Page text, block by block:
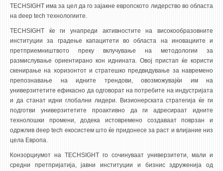
АНКЕТИ И САМОЕВАЛУАЦИИ
ТЕЛЕФОНСКИ ИМЕНИК
ALUMNI MFS
ИЗВЕСТУВАЊА
НАСТАВЕН КАДАР
РЕДОВНИ ПРОФ.
ВОНРЕДНИ ПРОФ.
АСИСТЕНТИ
TECHSIGHT има за цел да го зајакне европското лидерство во областа
на deep tech технологиите.
TECHSIGHT ќе ги унапреди активностите на високообразовните
институции за градење капацитети во областа на иновациите и
претприемништвото преку вклучување на методологии за
размислување ориентирано кон иднината. Овој пристап ќе користи
скенирање на хоризонтот и стратешко предвидување за навремено
препознавање на идните трендови, овозможувајќи им на
универзитетите ефикасно да одговорат на потребите на индустријата
и да станат идни глобални лидери. Визионерската стратегија ќе ги
подготви универзитетите проактивно да ги адресираат идните
технолошки промени, додека истовремено создаваат поврзан и
одржлив deep tech екосистем што ќе придонесе за раст и влијание низ
цела Европа.
Конзорциумот на TECHSIGHT го сочинуваат универзитети, мали и
средни претпријатија, јавни институции и бизнис здруженија од